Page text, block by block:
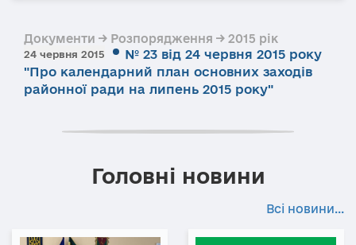
Документи → Розпорядження → 2015 рік
24 червня 2015
№ 23 від 24 червня 2015 року
"Про календарний план основних заходів
районної ради на липень 2015 року"
Головні новини
Всі новини...